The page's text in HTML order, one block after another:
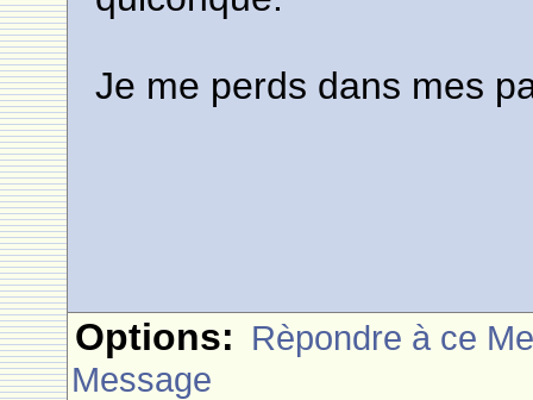
Je me perds dans mes
Options: Rèpondre à ce
Message